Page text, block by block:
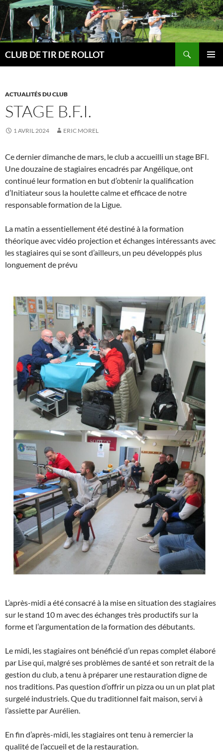
Aller
au
contenu
CLUB DE TIR DE ROLLOT
ACTUALITÉS DU CLUB
STAGE B.F.I.
1 AVRIL 2024 ERIC MOREL
Ce dernier dimanche de mars, le club a accueilli un stage BFI.
Une douzaine de stagiaires encadrés par Angélique, ont
continué leur formation en but d’obtenir la qualification
d’Initiateur sous la houlette calme et efficace de notre
responsable formation de la Ligue.
La matin a essentiellement été destiné à la formation
théorique avec vidéo projection et échanges intéressants avec
les stagiaires qui se sont d’ailleurs, un peu développés plus
longuement de prévu
L’après-midi a été consacré à la mise en situation des stagiaires
sur le stand 10 m avec des échanges très productifs sur la
forme et l’argumentation de la formation des débutants.
Le midi, les stagiaires ont bénéficié d’un repas complet élaboré
par Lise qui, malgré ses problèmes de santé et son retrait de la
gestion du club, a tenu à préparer une restauration digne de
nos traditions. Pas question d’offrir un pizza ou un un plat plat
surgelé industriels. Que du traditionnel fait maison, servi à
l’assiette par Aurélien.
En fin d’après-midi, les stagiaires ont tenu à remercier la
qualité de l’accueil et de la restauration.